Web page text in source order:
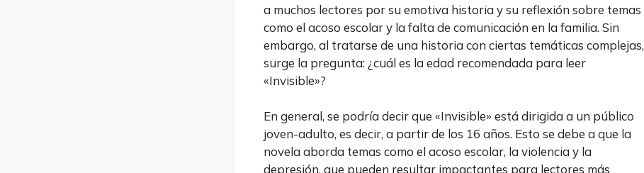
a muchos lectores por su emotiva historia y su reflexión sobre temas
como el acoso escolar y la falta de comunicación en la familia. Sin
embargo, al tratarse de una historia con ciertas temáticas complejas,
surge la pregunta: ¿cuál es la edad recomendada para leer
«Invisible»?
En general, se podría decir que «Invisible» está dirigida a un público
joven-adulto, es decir, a partir de los 16 años. Esto se debe a que la
novela aborda temas como el acoso escolar, la violencia y la
depresión, que pueden resultar impactantes para lectores más